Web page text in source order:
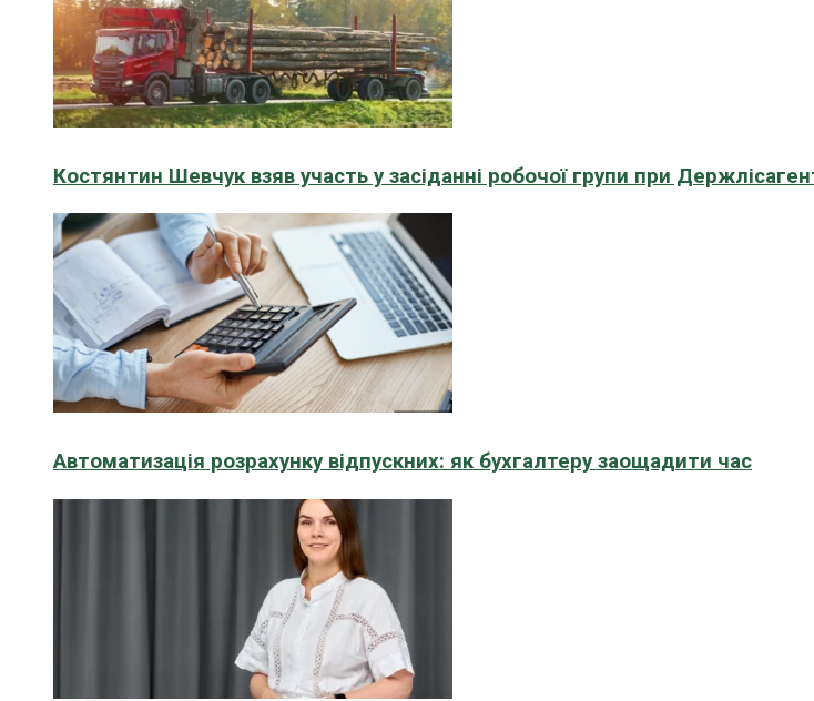
Костянтин Шевчук взяв участь у засіданні робочої групи при
Автоматизація розрахунку відпускних: як бухгалтеру заощадити час